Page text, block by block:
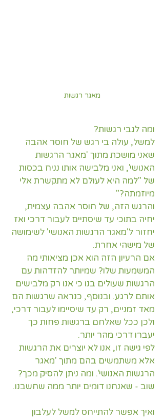
מאגר רגשות
ומה לגבי רגשות?
למשל, עולה בי רגש של חוסר אהבה
שאני מושכת מתוך 'מאגר הרגשות
האנושי', ואני מלבישה אותו נניח בכסות
של "למה היא לעולם לא מתקשרת אלי
מיוזמתה?"
והרגש הזה, של חוסר אהבה עצמית,
יחיה בתוכי עד שיסתיים לעבור דרכי ואז
יחזור ל'מאגר הרגשות האנושי' לשימושה
של מישהי אחרת.
אם הרעיון הזה הוא אכן מציאותי מה
המשמעות שלו? שמיותר להזדהות עם
הרגשות שעולים בנו כי אנו רק מלבישים
אותם לרגע. ובנוסף, כנראה שרגשות הם
מאד זמניים, רק עד שיסיימו לעבור דרכי,
ולכן ככל שאלחם ברגשות פחות כך
יעברו דרכי מהר יותר.
לפי גישה זו, אנו לא יוצרים את הרגשות
אלא משתמשים בהם מתוך 'מאגר
הרגשות האנושי'. ומה ניתן להסיק מכך?
שוב - שאנחנו דומים יותר ממה שחשבנו.
ואיך אפשר להתייחס למשל לעלבון